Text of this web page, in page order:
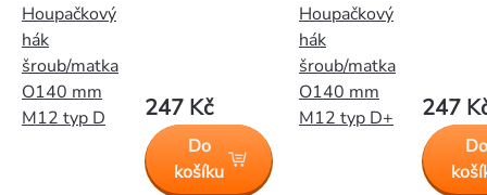
Houpačkový
hák
šroub/matka
O140 mm
M12 typ D
247 Kč
Do
košíku
Houpačkový
hák
šroub/matka
O140 mm
M12 typ D+
247
Do